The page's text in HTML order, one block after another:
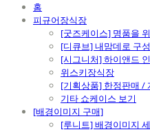
홈
피규어장식장
[굿즈케이스] 명품을
[디큐브] 내맘데로 구
[시그니처] 하이앤드
위스키장식장
[기획상품] 한정판매 /
기타 쇼케이스 보기
[배경이미지 구매]
[루니트] 배경이미지